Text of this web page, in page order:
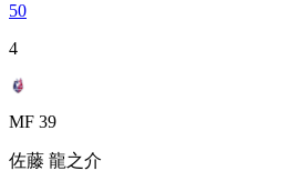
50
4
MF 39
佐藤 龍之介